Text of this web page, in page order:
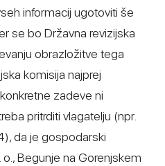
informacij ugotoviti še
se bo Državna revizijska
obrazložitve tega
komisija najprej
zadeve ni
pritrditi vlagatelju (npr.
da je gospodarski
o., Begunje na Gorenjskem